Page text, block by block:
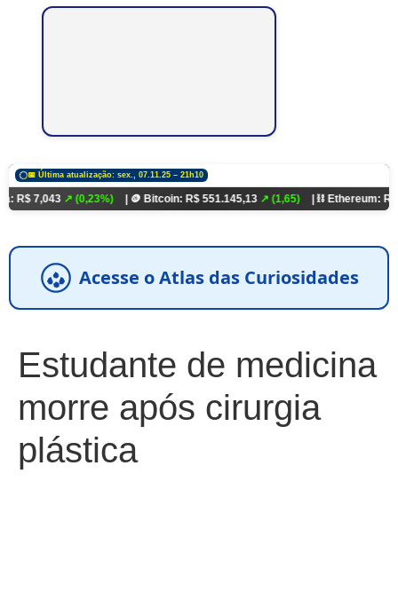
📅 Última atualização: sex., 07.11.25 – 21h10
↗ (0,23%) | 🪙 Bitcoin: R$ 551.145,13↗ (1,65) | ⛓️ Ethereum: R$ 18.321,93
Acesse o Atlas das Curiosidades
Estudante de medicina
morre após cirurgia
plástica